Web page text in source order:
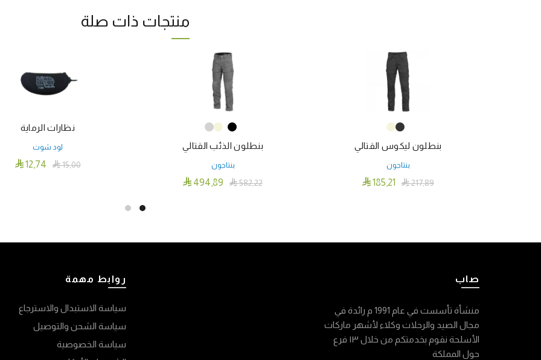
منتجات ذات صلة
بنطلون ليكوس القتالي
بنتاجون

217٫89  185٫21
الأشكال
اختيار
الخيارات
على
بنطلون الذئب القتالي
بنتاجون

582٫22  494٫89
الأشكال
نظارات الرماية
لود شوت

15٫00  12٫74
صاب
منشأة تأسست في عام 1991 م رائدة في
مجال الصيد والرحلات وكلاء لأشهر ماركات
الأسلحة نقوم بخدمتكم من خلال ١٣ فرع
حول المملكة
روابط مهمة
سياسة الاستبدال والاسترجاع
سياسة الشحن والتوصيل
سياسة الخصوصية